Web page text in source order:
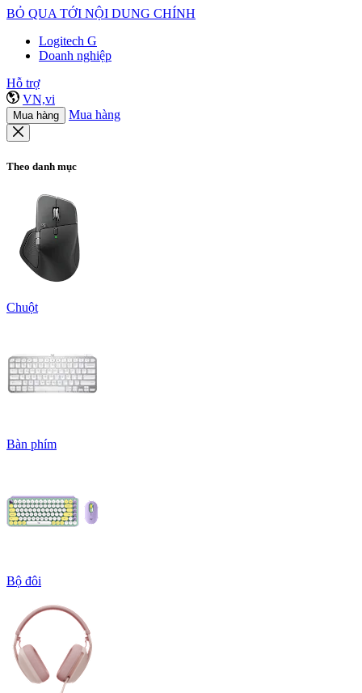
BỎ QUA TỚI NỘI DUNG CHÍNH
Logitech G
Doanh nghiệp
Hỗ trợ
VN,vi
Mua hàng Mua hàng
Theo danh mục
Chuột
Bàn phím
Bộ đôi